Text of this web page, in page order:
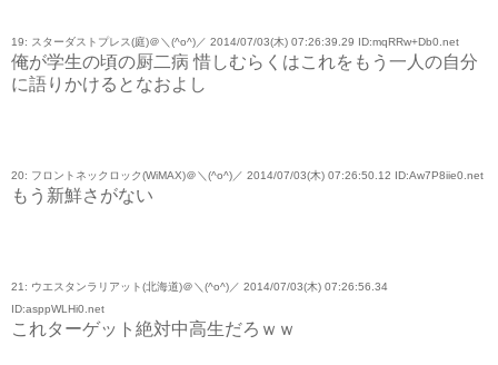
19: スターダストプレス(庭)＠＼(^o^)／ 2014/07/03(木) 07:26:39.29 ID:mqRRw+Db0.net
俺が学生の頃の厨二病 惜しむらくはこれをもう一人の自分
に語りかけるとなおよし
20: フロントネックロック(WiMAX)＠＼(^o^)／ 2014/07/03(木) 07:26:50.12 ID:Aw7P8iie0.net
もう新鮮さがない
21: ウエスタンラリアット(北海道)＠＼(^o^)／ 2014/07/03(木) 07:26:56.34
ID:asppWLHi0.net
これターゲット絶対中高生だろｗｗ